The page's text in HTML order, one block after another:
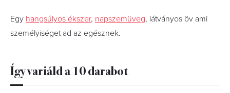
Egy hangsúlyos ékszer, napszemüveg, látványos öv ami
személyiséget ad az egésznek.
Így variáld a 10 darabot